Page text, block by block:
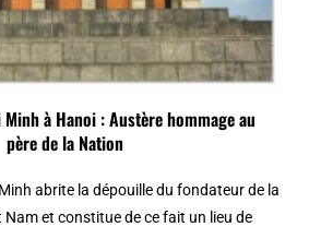
Minh à Hanoi : Austère hommage au
père de la Nation
abrite la dépouille du fondateur de la
Nam et constitue de ce fait un lieu de